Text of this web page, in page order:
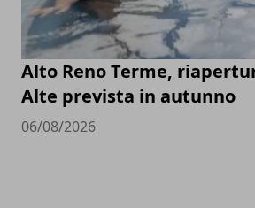
Alto Reno Terme,
Alte prevista in autunno
06/08/2026